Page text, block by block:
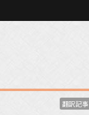
翻訳記事